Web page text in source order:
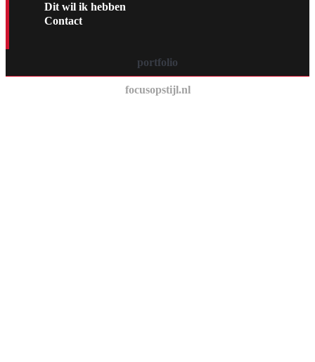
Dit wil ik hebben
Contact
portfolio
focusopstijl.nl